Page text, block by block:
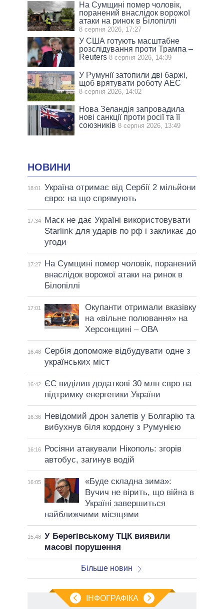
На Сумщині помер чоловік,
поранений внаслідок ворожої
атаки на ринок в Білопіллі
8 серпня 2026, 17:27
У США готують масштабне
розслідування проти Трампа –
Reuters 8 серпня 2026, 14:39
У Румунії затопили дві баржі,
щоб врятувати роботу АЕС
8 серпня 2026, 14:02
Нова Зеландія запровадила
нові санкції проти росії та її
союзників 8 серпня 2026, 13:49
НОВИНИ
18:01
Україна отримає від Сербії 2 мільйони
євро: на що спрямують
17:34
Маск не дає Україні використовувати
Starlink для ударів по рф і закликає до
угоди
17:27
На Сумщині помер чоловік, поранений
внаслідок ворожої атаки на ринок в
Білопіллі
17:01
Окупанти отримали вказівку
на «вільне полювання» на
Херсонщині – ОВА
16:48
Сербія допоможе відбудувати одне з
українських міст
16:42
ЄС виділив додаткові 30 млн євро на
підтримку енергетики України
16:36
Невідомий дрон залетів у Болгарію та
вибухнув біля кордону з Румунією
16:16
Росіяни атакували Нікополь: згорів
автобус, загинув водій
16:05
«Буде складна зима»:
Вучич не вірить, що війна в
Україні завершиться
найближчими місяцями
15:48 У Берегівському ТЦК виявили
масові порушення
Більше новин
ІНФОГРАФІКА